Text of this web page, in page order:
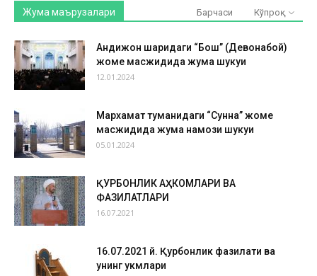
Жума маърузалари Барчаси Кўпроқ
Андижон шаҳридаги “Бош” (Девонабой)
жоме масжидида жума шукуҳи
12.01.2024
Мархамат туманидаги “Сунна” жоме
масжидида жума намози шукуҳи
05.01.2024
ҚУРБОНЛИК АҲКОМЛАРИ ВА
ФАЗИЛАТЛАРИ
16.07.2021
16.07.2021 й. Қурбонлик фазилати ва
унинг ҳукмлари